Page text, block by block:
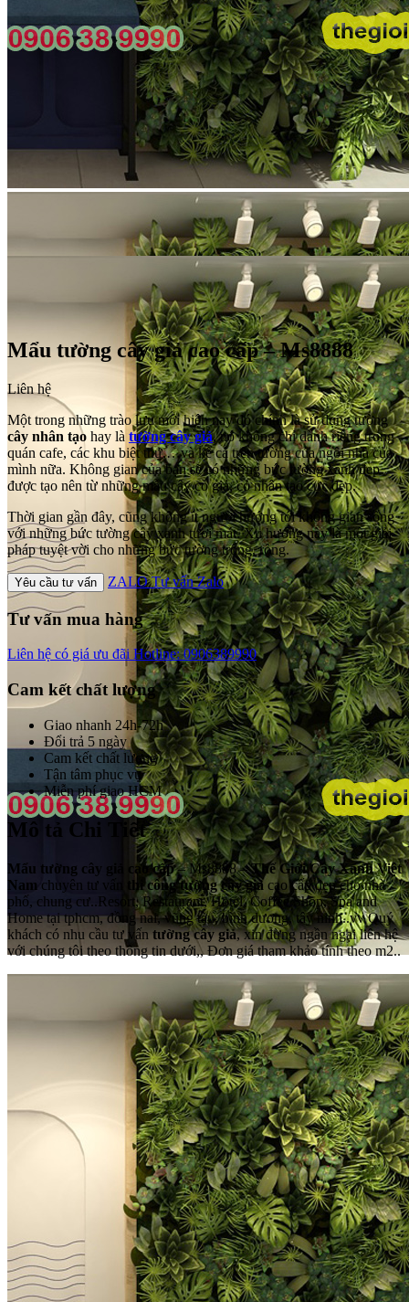
Mẩu tường cây giả cao cấp – Ms8888
Liên hệ
Một trong những trào lưu mới hiện nay đó chính là sử dụng tường
cây nhân tạo hay là tường cây giả, nó không chỉ dành riêng trong
quán cafe, các khu biệt thự,…và kể cả trên tường của ngôi nhà của
mình nữa. Không gian của bạn sẽ có những bức tường xanh đẹp
được tạo nên từ những mẫu cây cỏ giả, cỏ nhân tạo cực đẹp.
Thời gian gần đây, cũng không ít người hướng tới không gian sống
với những bức tường cây xanh tươi mát. Xu hướng này là một giải
pháp tuyệt vời cho những bức tường trống, rộng.
Yêu cầu tư vấn ZALO Tư vấn Zalo
Tư vấn mua hàng
Liên hệ có giá ưu đãi Hotline: 0906389990
Cam kết chất lượng
Giao nhanh 24h-72h
Đổi trả 5 ngày
Cam kết chất lượng
Tận tâm phục vụ
Miễn phí giao HCM
Mô tả Chi Tiết
Mẩu tường cây giả cao cấp– Ms8888 –Thế Giới Cây Xanh Việt
Nam chuyên tư vấn thi công tường cây giả cao cấp đẹp cho nhà
phố, chung cư..Resort, Restaurant, Hotel, Coffee Shop, Spa and
Home tại tphcm, đồng nai, vũng tàu, bình dương, tây ninh..vv Quý
khách có nhu cầu tư vấntường cây giả, xin đừng ngần ngại liên hệ
với chúng tôi theo thông tin dưới,, Đơn giá tham khảo tính theo m2..